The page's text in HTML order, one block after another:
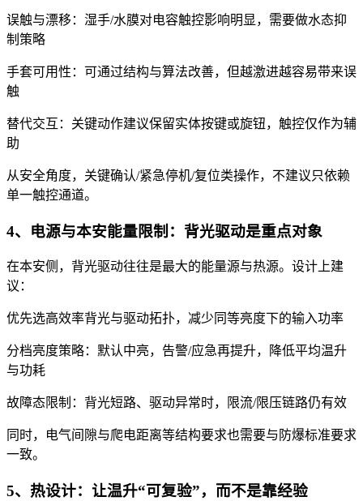
误触与漂移：湿手/水膜对电容触控影响明显，需要做水态抑
制策略
手套可用性：可通过结构与算法改善，但越激进越容易带来误
触
替代交互：关键动作建议保留实体按键或旋钮，触控仅作为辅
助
从安全角度，关键确认/紧急停机/复位类操作，不建议只依赖
单一触控通道。
4、电源与本安能量限制：背光驱动是重点对象
在本安侧，背光驱动往往是最大的能量源与热源。设计上建
议：
优先选高效率背光与驱动拓扑，减少同等亮度下的输入功率
分档亮度策略：默认中亮，告警/应急再提升，降低平均温升
与功耗
故障态限制：背光短路、驱动异常时，限流/限压链路仍有效
同时，电气间隙与爬电距离等结构要求也需要与防爆标准要求
一致。
5、热设计：让温升“可复验”，而不是靠经验